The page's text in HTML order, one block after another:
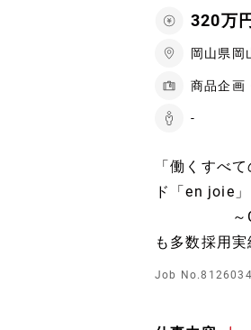
320万
岡山県岡
商品企画
-
「働くすべ
ド「en joie
～
も多数採用
Job